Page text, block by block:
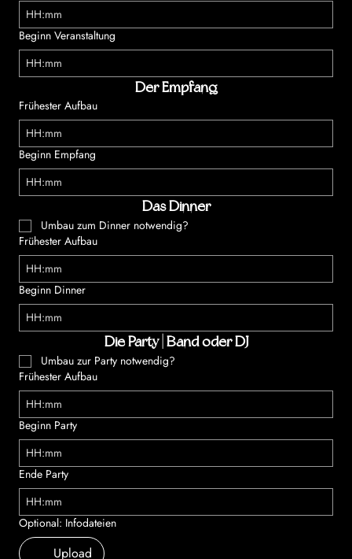
:
Beginn Veranstaltung
:
Der Empfang
Frühester Aufbau
:
Beginn Empfang
:
Das Dinner
Umbau zum Dinner notwendig?
Frühester Aufbau
:
Beginn Dinner
:
Die Party | Band oder DJ
Umbau zur Party notwendig?
Frühester Aufbau
:
Beginn Party
:
Ende Party
:
Optional: Infodateien
Upload